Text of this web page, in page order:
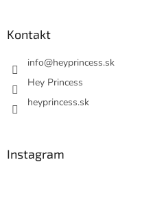
Kontakt
info@heyprincess.sk
Hey Princess
heyprincess.sk
Instagram